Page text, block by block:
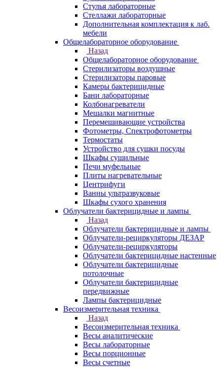
Стулья лабораторные
Стеллажи лабораторные
Дополнительная комплектация к лаб.
мебели
Общелабораторное оборудование
Назад
Общелабораторное оборудование
Стерилизаторы воздушные
Стерилизаторы паровые
Камеры бактерицидные
Бани лабораторные
Колбонагреватели
Мешалки магнитные
Перемешивающие устройства
Фотометры, Спектрофотометры
Термостаты
Устройство для сушки посуды
Шкафы сушильные
Печи муфельные
Плиты нагревательные
Центрифуги
Ванны ультразвуковые
Шкафы сухого хранения
Облучатели бактерицидные и лампы
Назад
Облучатели бактерицидные и лампы
Облучатели-рециркуляторы ДЕЗАР
Облучатели-рециркуляторы
Облучатели бактерицидные настенные
Облучатели бактерицидные
потолочные
Облучатели бактерицидные
передвижные
Лампы бактерицидные
Весоизмерительная техника
Назад
Весоизмерительная техника
Весы аналитические
Весы лабораторные
Весы порционные
Весы счетные